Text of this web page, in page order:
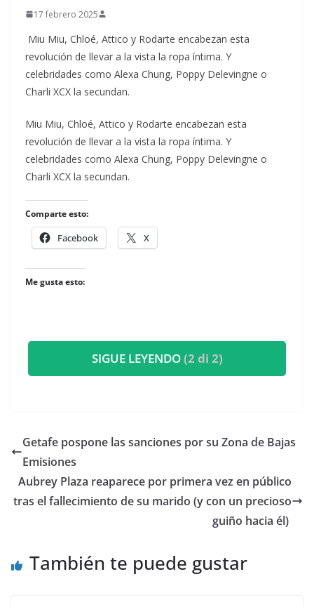
17 febrero 2025
Miu Miu, Chloé, Attico y Rodarte encabezan esta
revolución de llevar a la vista la ropa íntima. Y
celebridades como Alexa Chung, Poppy Delevingne o
Charli XCX la secundan.
​Miu Miu, Chloé, Attico y Rodarte encabezan esta
revolución de llevar a la vista la ropa íntima. Y
celebridades como Alexa Chung, Poppy Delevingne o
Charli XCX la secundan.
Comparte esto:
Facebook X
Me gusta esto:
SIGUE LEYENDO(2 di 2)
Getafe pospone las sanciones por su Zona de Bajas
Emisiones
​Aubrey Plaza reaparece por primera vez en público
tras el fallecimiento de su marido (y con un precioso
guiño hacia él)
También te puede gustar